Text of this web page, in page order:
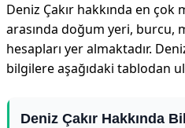
Deniz Çakır hakkında en
arasında doğum yeri, burcu,
hesapları yer almaktadır.
bilgilere aşağıdaki tablodan
Deniz Çakır Hakkında